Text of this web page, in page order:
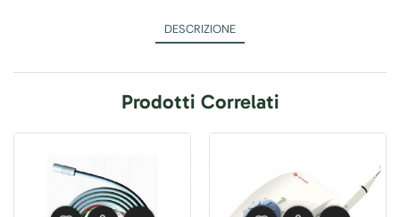
DESCRIZIONE
Prodotti Correlati